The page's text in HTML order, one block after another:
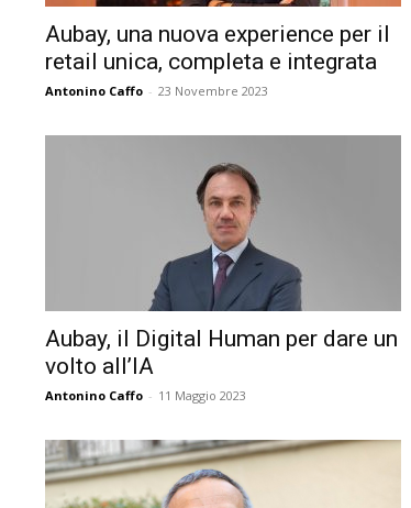
Aubay, una nuova experience per il
retail unica, completa e integrata
Antonino Caffo - 23 Novembre 2023
Aubay, il Digital Human per dare un
volto all’IA
Antonino Caffo - 11 Maggio 2023